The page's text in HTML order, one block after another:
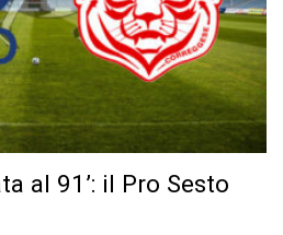
al 91’: il Pro Sesto